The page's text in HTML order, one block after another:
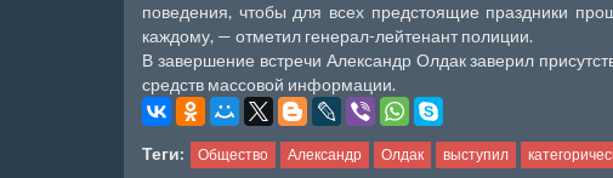
поведения, чтобы для всех предстоящие праздники
каждому, — отметил генерал-лейтенант полиции.
В завершение встречи Александр Олдак заверил
средств массовой информации.
Теги: Общество Александр Олдак выступил